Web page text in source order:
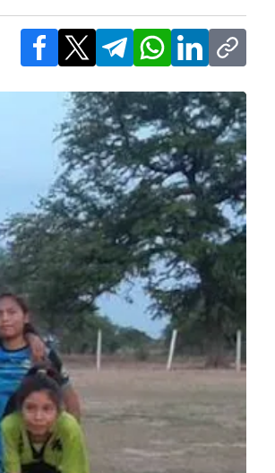
Facebook
X TelegramWhatsApp
LinkedInCopy